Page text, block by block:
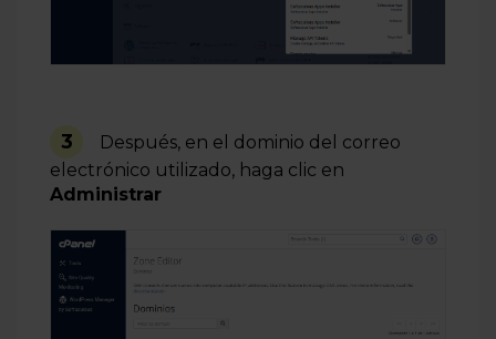
3
Después, en el dominio del correo
electrónico utilizado, haga clic en
Administrar